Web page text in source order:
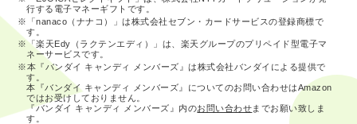
行する電子マネーギフトです。
※「nanaco（ナナコ）」は株式会社セブン・カードサービスの登録商標で
す。
※「楽天Edy（ラクテンエディ）」は、楽天グループのプリペイド型電子マ
ネーサービスです。
※本『バンダイ キャンディ メンバーズ』は株式会社バンダイによる提供で
す。
本『バンダイ キャンディ メンバーズ』についてのお問い合わせはAmazon
ではお受けしておりません。
『バンダイ キャンディ メンバーズ』内のお問い合わせまでお願い致しま
す。